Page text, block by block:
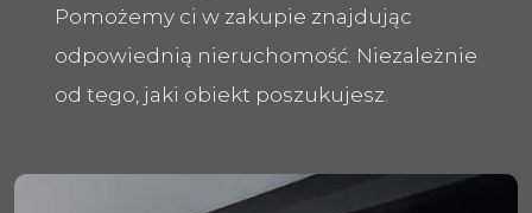
Pomożemy ci w zakupie znajdując
odpowiednią nieruchomość. Niezależnie
od tego, jaki obiekt poszukujesz.